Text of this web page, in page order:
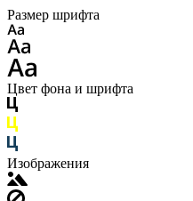
Размер шрифта
Цвет фона и шрифта
Изображения